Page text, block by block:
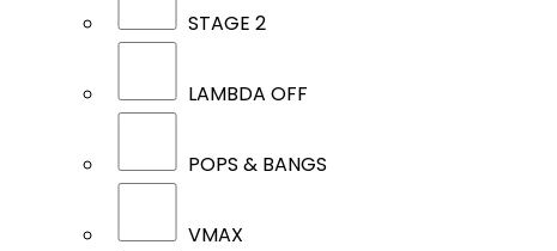
STAGE 2
LAMBDA OFF
POPS & BANGS
VMAX